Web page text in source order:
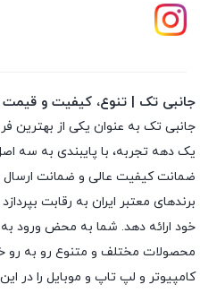
جانبی تک | تنوع، کیفیت و
جانبی تک به عنوان یکی از بهترین
یک دهه تجربه، با پایبندی به سه
ضمانت کیفیت عالی و ضمانت ارسال
برندهای معتبر ایران به رقابت
خود ارائه دهد. شما به محض ورود
محصولات مختلف و متنوع رو به رو
کامپیوتر و لپ تاپ و موبایل را در